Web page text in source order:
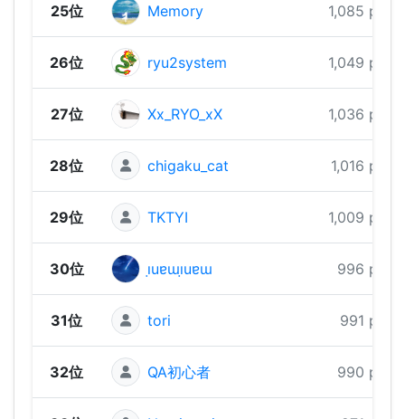
25位 Memory 1,085 pts
26位 ryu2system 1,049 pts
27位 Xx_RYO_xX 1,036 pts
28位 chigaku_cat 1,016 pts
29位 TKTYI 1,009 pts
30位 ı̣uɐɯı̣uɐɯ 996 pts
31位 tori 991 pts
32位 QA初心者 990 pts